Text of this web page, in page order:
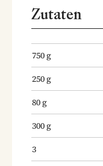
Zutaten
750g
250g
80g
300g
3